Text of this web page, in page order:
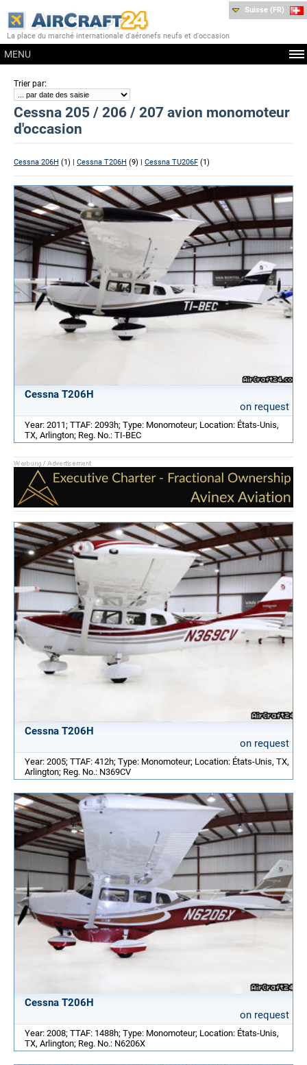
La place du marché internationale d'aéronefs neufs et d'occasion
MENU
Suisse (FR)
Trier par:
Cessna 205 / 206 / 207 avion monomoteur
d'occasion
Cessna 206H (1) | Cessna T206H (9) | Cessna TU206F (1)
Cessna T206H
on request
Year: 2011; TTAF: 2093h; Type: Monomoteur; Location: États-Unis,
TX, Arlington; Reg. No.: TI-BEC
Cessna T206H
on request
Year: 2005; TTAF: 412h; Type: Monomoteur; Location: États-Unis, TX,
Arlington; Reg. No.: N369CV
Cessna T206H
on request
Year: 2008; TTAF: 1488h; Type: Monomoteur; Location: États-Unis,
TX, Arlington; Reg. No.: N6206X